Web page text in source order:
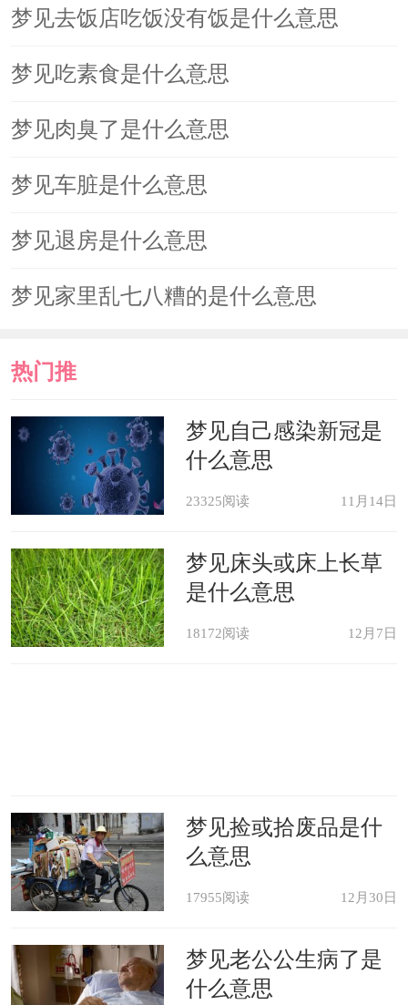
相较于搭乘电梯的毫不费力，楼梯
己不太顺利人生的反映。
虽说人往高处爬，但你可能满身大
汗地爬到梦的终点，临风一吹，才体悟
面欣赏四周出现的景色，或许能够让你
甚至无限延伸，精疲力竭的你始终看不
到目的地，这时或许你该考虑一下，上
面的目的地，真的值得付出这么多努力
吗?
所以，梦见下楼梯也不见得全是坏
事。
读
梦见去饭店吃饭没有饭是什么意思
梦见吃素食是什么意思
梦见肉臭了是什么意思
梦见车脏是什么意思
梦见退房是什么意思
梦见家里乱七八糟的是什么意思
热门推
荐
梦见自己感染新冠是
什么意思
23325阅读 11月14日
梦见床头或床上长草
是什么意思
18172阅读 12月7日
梦见捡或拾废品是什
么意思
17955阅读 12月30日
梦见老公公生病了是
什么意思